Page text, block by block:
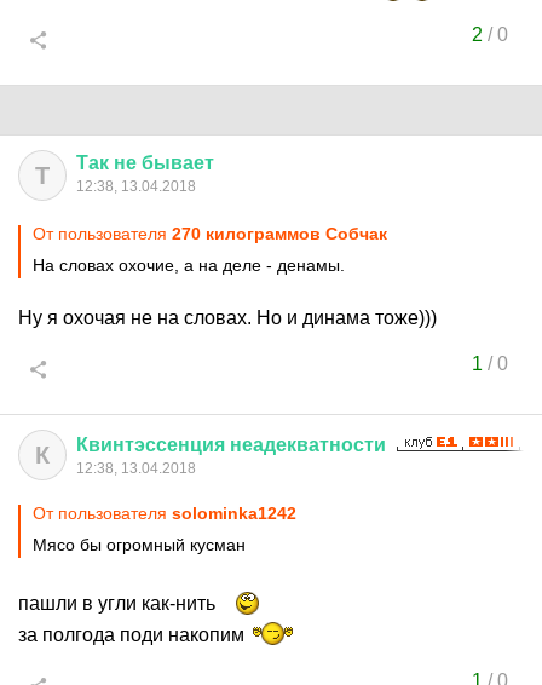
2 /0
Т Так не бывает
12:38, 13.04.2018
От пользователя 270 килограммов Собчак
На словах охочие, а на деле - денамы.
Ну я охочая не на словах. Но и динама тоже)))
1 /0
К Квинтэссенция неадекватности
12:38, 13.04.2018
От пользователя solominka1242
Мясо бы огромный кусман
пашли в угли как-нить
за полгода поди накопим
1 /0